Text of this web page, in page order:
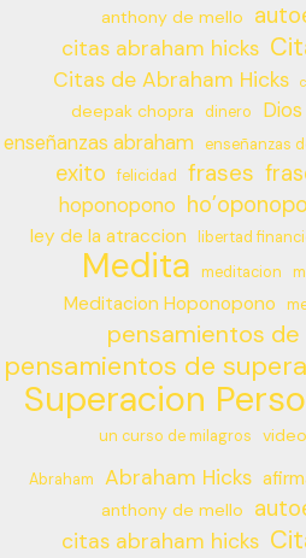
anthony de mello
citas abraham hicks
Citas de Abraham Hicks
deepak chopra dinero Dios
enseñanzas abraham enseñanzas
exito felicidad frases
hoponopono
ley de la atraccion libertad
Medita meditacion
Meditacion Hoponopono
pensamientos
pensamientos de
Superacion
un curso de milagros
Abraham Abraham Hicks
anthony de mello
citas abraham hicks